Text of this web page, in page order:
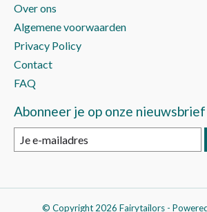
Over ons
Algemene voorwaarden
Privacy Policy
Contact
FAQ
Abonneer je op onze nieuwsbrief
© Copyright 2026 Fairytailors -